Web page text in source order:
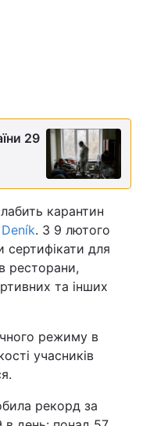
29
карантин
Deník. З 9 лютого
для
ресторани,
та інших
режиму в
учасників
рекорд за